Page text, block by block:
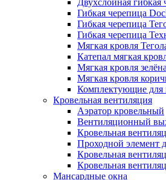
Двухслойная гибкая
Гибкая черепица
Гибкая черепица
Гибкая черепица
Мягкая кровля
Катепал мягкая
Мягкая кровля
Мягкая кровля
Комплектующие для
Кровельная вентиляция
Аэратор кровельный
Вентиляционный
Кровельная
Проходной элемент
Кровельная
Кровельная
Мансардные окна